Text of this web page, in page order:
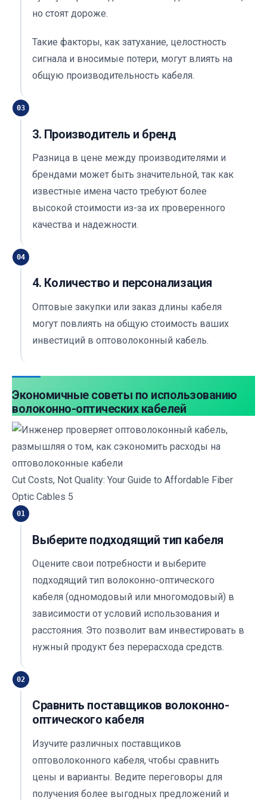
но стоят дороже.
Такие факторы, как затухание, целостность
сигнала и вносимые потери, могут влиять на
общую производительность кабеля.
03
3. Производитель и бренд
Разница в цене между производителями и
брендами может быть значительной, так как
известные имена часто требуют более
высокой стоимости из-за их проверенного
качества и надежности.
04
4. Количество и персонализация
Оптовые закупки или заказ длины кабеля
могут повлиять на общую стоимость ваших
инвестиций в оптоволоконный кабель.
Экономичные советы по использованию
волоконно-оптических кабелей
Cut Costs, Not Quality: Your Guide to Affordable Fiber
Optic Cables 5
01
Выберите подходящий тип кабеля
Оцените свои потребности и выберите
подходящий тип волоконно-оптического
кабеля (одномодовый или многомодовый) в
зависимости от условий использования и
расстояния. Это позволит вам инвестировать в
нужный продукт без перерасхода средств.
02
Сравнить поставщиков волоконно-
оптического кабеля
Изучите различных поставщиков
оптоволоконного кабеля, чтобы сравнить
цены и варианты. Ведите переговоры для
получения более выгодных предложений и